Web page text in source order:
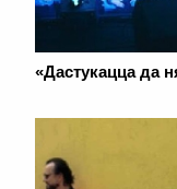
«Дастукацца да